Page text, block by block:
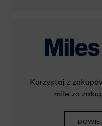
Korzystaj z
mile za